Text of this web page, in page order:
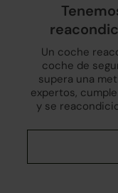
Un coche
coche de
supera una
expertos,
y se